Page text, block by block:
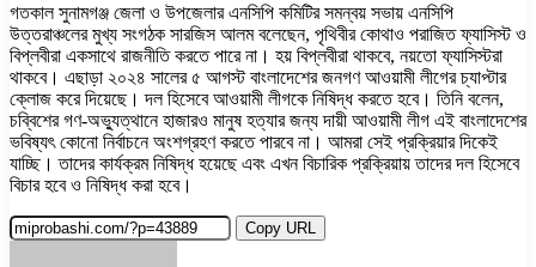
গতকাল সুনামগঞ্জ জেলা ও উপজেলার এনসিপি কমিটির সমন্বয় সভায় এনসিপি
উত্তরাঞ্চলের মুখ্য সংগঠক সারজিস আলম বলেছেন, পৃথিবীর কোথাও পরাজিত ফ্যাসিস্ট ও
বিপ্লবীরা একসাথে রাজনীতি করতে পারে না। হয় বিপ্লবীরা থাকবে, নয়তো ফ্যাসিস্টরা
থাকবে। এছাড়া ২০২৪ সালের ৫ আগস্ট বাংলাদেশের জনগণ আওয়ামী লীগের চ্যাপ্টার
ক্লোজ করে দিয়েছে। দল হিসেবে আওয়ামী লীগকে নিষিদ্ধ করতে হবে। তিনি বলেন,
চব্বিশের গণ-অভ্যুত্থানে হাজারও মানুষ হত্যার জন্য দায়ী আওয়ামী লীগ এই বাংলাদেশের
ভবিষ্যৎ কোনো নির্বাচনে অংশগ্রহণ করতে পারবে না। আমরা সেই প্রক্রিয়ার দিকেই
যাচ্ছি। তাদের কার্যক্রম নিষিদ্ধ হয়েছে এবং এখন বিচারিক প্রক্রিয়ায় তাদের দল হিসেবে
বিচার হবে ও নিষিদ্ধ করা হবে।
Copy URL